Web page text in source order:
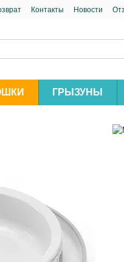
Контакты Новости
ГРЫЗУНЫ